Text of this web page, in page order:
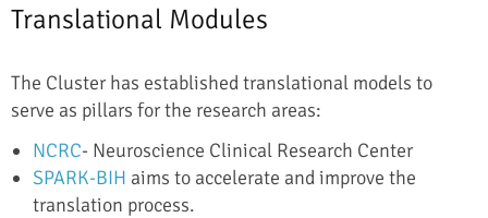
Translational Modules
The Cluster has established translational models to
serve as pillars for the research areas:
NCRC- Neuroscience Clinical Research Center
SPARK-BIH aims to accelerate and improve the
translation process.